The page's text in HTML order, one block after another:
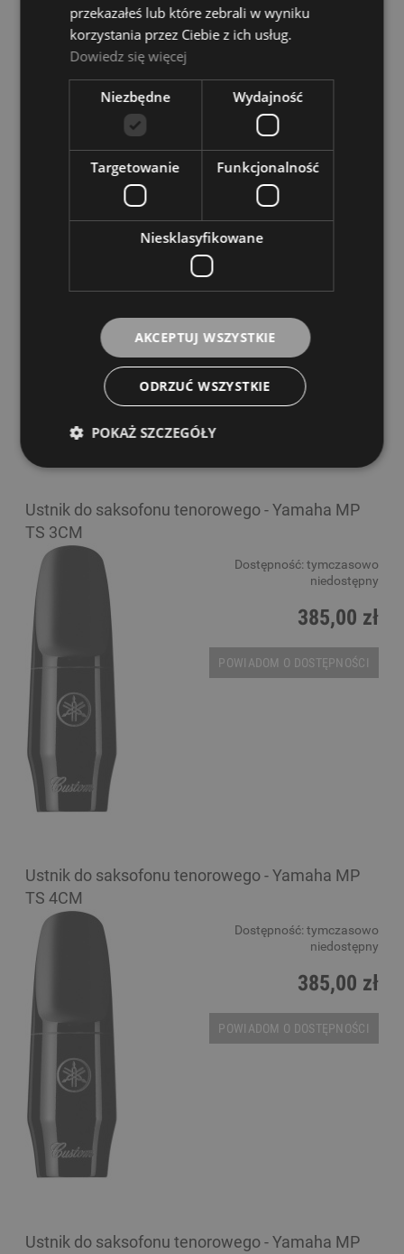
Ustnik do saksofonu tenorowego - Yamaha MP
Dostępność:
POWIADOM O DOSTĘPNOŚCI
Ustnik do saksofonu tenorowego - Yamaha MP
TS 3CM
Dostępność: tymczasowo
niedostępny
385,00 zł
POWIADOM O DOSTĘPNOŚCI
Ustnik do saksofonu tenorowego - Yamaha MP
TS 4CM
Dostępność: tymczasowo
niedostępny
385,00 zł
POWIADOM O DOSTĘPNOŚCI
Ustnik do saksofonu tenorowego - Yamaha MP
przekazałeś lub które zebrali w wyniku
korzystania przez Ciebie z ich usług.
Dowiedz się więcej
Niezbędne Wydajność
Targetowanie Funkcjonalność
Niesklasyfikowane
AKCEPTUJ WSZYSTKIE
ODRZUĆ WSZYSTKIE
POKAŻ SZCZEGÓŁY